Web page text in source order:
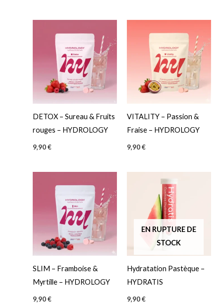
DETOX – Sureau & Fruits
rouges – HYDROLOGY
9,90€
VITALITY – Passion &
Fraise – HYDROLOGY
9,90€
SLIM – Framboise &
Myrtille – HYDROLOGY
9,90€
EN RUPTURE DE
STOCK
Hydratation Pastèque –
HYDRATIS
9,90€